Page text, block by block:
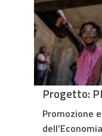
Progetto:
Promozione